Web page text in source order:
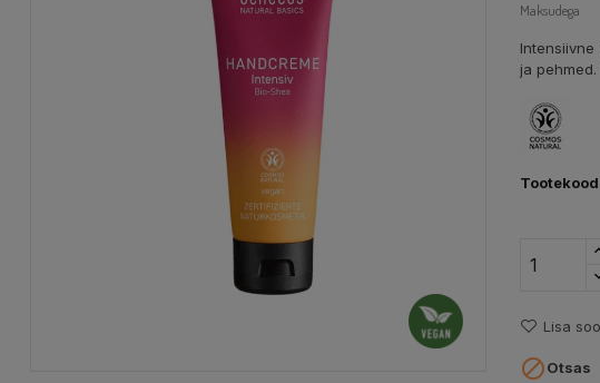
Maksudega
ja
Tootekood
Lisa
Otsas